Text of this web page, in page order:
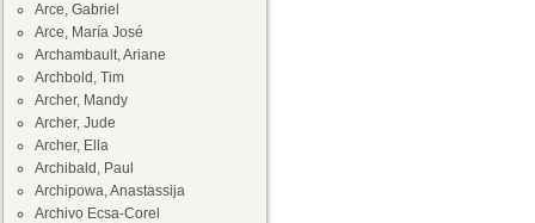
Arce, Gabriel
Arce, María José
Archambault, Ariane
Archbold, Tim
Archer, Mandy
Archer, Jude
Archer, Ella
Archibald, Paul
Archipowa, Anastassija
Archivo Ecsa-Corel